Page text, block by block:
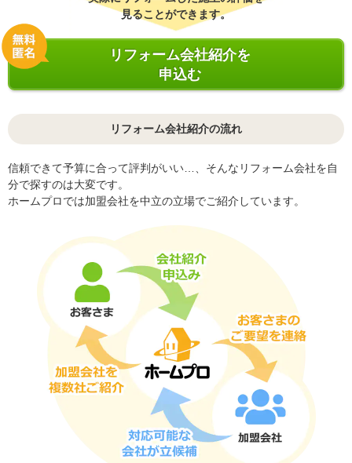
見ることができます。
リフォーム会社紹介を
申込む
リフォーム会社紹介の流れ
信頼できて予算に合って評判がいい…、そんなリフォーム会社を自
分で探すのは大変です。
ホームプロでは加盟会社を中立の立場でご紹介しています。